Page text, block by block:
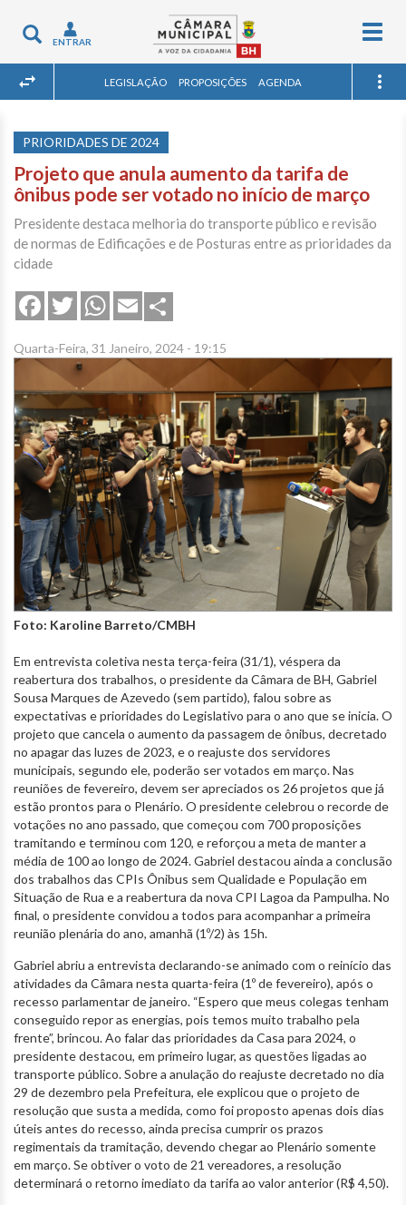
Toggle
navigation
ENTRAR
LEGISLAÇÃO PROPOSIÇÕES AGENDA
PRIORIDADES DE 2024
Projeto que anula aumento da tarifa de
ônibus pode ser votado no início de março
Presidente destaca melhoria do transporte público e revisão
de normas de Edificações e de Posturas entre as prioridades da
cidade
FacebookTwitterWhatsApp
Email
Quarta-Feira, 31 Janeiro, 2024 - 19:15
Foto: Karoline Barreto/CMBH
Em entrevista coletiva nesta terça-feira (31/1), véspera da
reabertura dos trabalhos, o presidente da Câmara de BH, Gabriel
Sousa Marques de Azevedo (sem partido), falou sobre as
expectativas e prioridades do Legislativo para o ano que se inicia. O
projeto que cancela o aumento da passagem de ônibus, decretado
no apagar das luzes de 2023, e o reajuste dos servidores
municipais, segundo ele, poderão ser votados em março. Nas
reuniões de fevereiro, devem ser apreciados os 26 projetos que já
estão prontos para o Plenário. O presidente celebrou o recorde de
votações no ano passado, que começou com 700 proposições
tramitando e terminou com 120, e reforçou a meta de manter a
média de 100 ao longo de 2024. Gabriel destacou ainda a conclusão
dos trabalhos das CPIs Ônibus sem Qualidade e População em
Situação de Rua e a reabertura da nova CPI Lagoa da Pampulha. No
final, o presidente convidou a todos para acompanhar a primeira
reunião plenária do ano, amanhã (1º/2) às 15h.
Gabriel abriu a entrevista declarando-se animado com o reinício das
atividades da Câmara nesta quarta-feira (1º de fevereiro), após o
recesso parlamentar de janeiro. “Espero que meus colegas tenham
conseguido repor as energias, pois temos muito trabalho pela
frente”, brincou. Ao falar das prioridades da Casa para 2024, o
presidente destacou, em primeiro lugar, as questões ligadas ao
transporte público. Sobre a anulação do reajuste decretado no dia
29 de dezembro pela Prefeitura, ele explicou que o projeto de
resolução que susta a medida, como foi proposto apenas dois dias
úteis antes do recesso, ainda precisa cumprir os prazos
regimentais da tramitação, devendo chegar ao Plenário somente
em março. Se obtiver o voto de 21 vereadores, a resolução
determinará o retorno imediato da tarifa ao valor anterior (R$ 4,50).